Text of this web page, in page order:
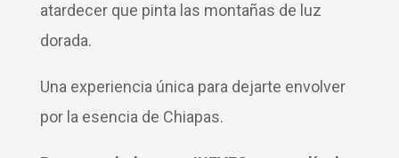
atardecer que pinta las montañas de luz
dorada.
Una experiencia única para dejarte envolver
por la esencia de Chiapas.